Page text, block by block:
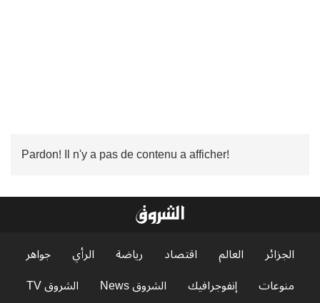
Pardon! Il n'y a pas de contenu a afficher!
الجزائر العالم اقتصاد رياضة الرأي
جواهر
منوعات
إنفوجرافيك الشروق News الشروق TV